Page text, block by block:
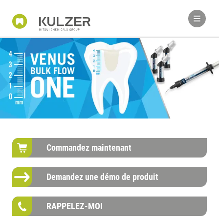
Commandez maintenant
Demandez une démo de produit
RAPPELEZ-MOI